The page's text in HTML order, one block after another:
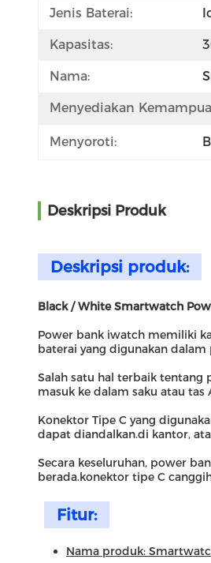
Jenis Baterai:
Kapasitas:
Nama:
Menyediakan
Menyoroti:
Deskripsi Produk
Deskripsi produk:
Black / White Smartwatch
Power bank iwatch memiliki
baterai yang digunakan
Salah satu hal terbaik tentang
masuk ke dalam saku atau
Konektor Tipe C yang
dapat diandalkan.di kantor,
Secara keseluruhan, power
berada.konektor tipe C
Fitur:
Nama produk: